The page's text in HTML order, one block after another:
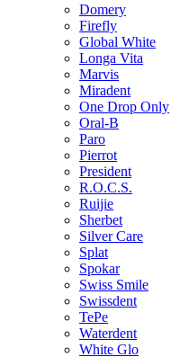
Domery
Firefly
Global White
Longa Vita
Marvis
Miradent
One Drop Only
Oral-B
Paro
Pierrot
President
R.O.C.S.
Ruijie
Sherbet
Silver Care
Splat
Spokar
Swiss Smile
Swissdent
TePe
Waterdent
White Glo